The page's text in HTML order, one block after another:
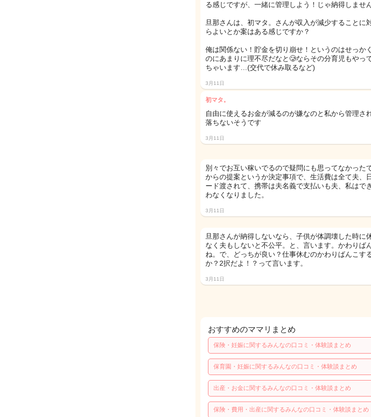
る感じですが、一緒に管理しよう！じゃ納得しませ
旦那さんは、初マタ。さんが収入が減少することに
らよいとか案はある感じですか？
俺は関係ない！貯金を切り崩せ！というのはせっか
のにあまりに理不尽だなと🥲ならその分育児もやっ
ちゃいます…(交代で休み取るなど)
3月11日
初マタ。
自由に使えるお金が減るのが嫌なのと私から管理さ
落ちないそうです
3月11日
別々でお互い稼いでるので疑問にも思ってなかった
からの提案というか決定事項で、生活費は全て夫、
ード渡されて、携帯は夫名義で支払いも夫、私はで
わなくなりました。
3月11日
旦那さんが納得しないなら、子供が体調壊した時に
なく夫もしないと不公平。と、言います。かわりば
ね。で、どっちが良い？仕事休むのかわりばんこす
か？2択だよ！？って言います。
3月11日
おすすめのママリまとめ
保険・妊娠に関するみんなの口コミ・体験談まとめ
保育園・妊娠に関するみんなの口コミ・体験談まとめ
出産・お金に関するみんなの口コミ・体験談まとめ
保険・費用・出産に関するみんなの口コミ・体験談まとめ